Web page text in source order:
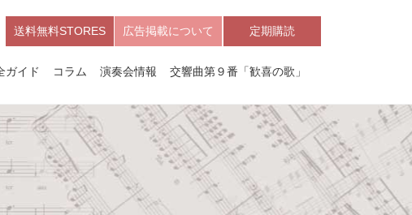
送料無料STORES 広告掲載について 定期購読
ガイド コラム 演奏会情報 交響曲第９番「歓喜の歌」